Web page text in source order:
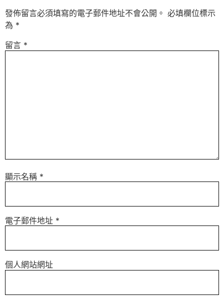
發佈留言必須填寫的電子郵件地址不會公開。 必填欄位標示
為 *
留言 *
顯示名稱 *
電子郵件地址 *
個人網站網址